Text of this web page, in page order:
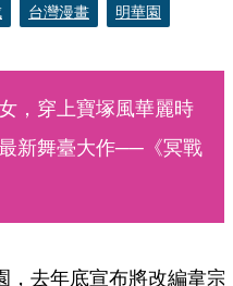
台灣漫畫 明華園
，穿上寶塚風華麗時
新舞臺大作──《冥戰
，去年底宣布將改編韋宗